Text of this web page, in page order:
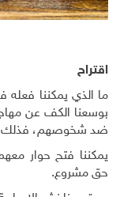
اقتراح
بوسعنا الكف عن
ضد شخوصهم، فذلك
يمكننا فتح حوار
حق مشروع.